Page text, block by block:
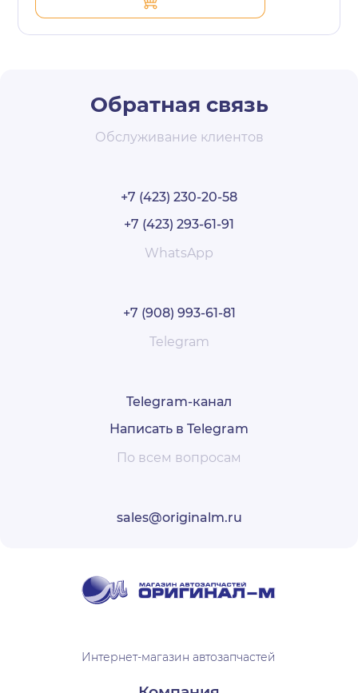
Обратная связь
Обслуживание клиентов
+7 (423) 230-20-58
+7 (423) 293-61-91
WhatsApp
+7 (908) 993-61-81
Telegram
Telegram-канал
Написать в Telegram
По всем вопросам
sales@originalm.ru
Интернет-магазин автозапчастей